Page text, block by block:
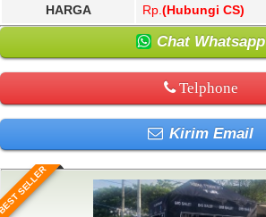
HARGA Rp. (Hubungi CS)
Chat Whatsapp
Telphone
Kirim Email
SELLER